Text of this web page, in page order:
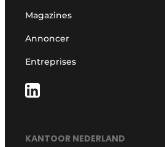
Magazines
Annoncer
Entreprises
KANTOOR NEDERLAND